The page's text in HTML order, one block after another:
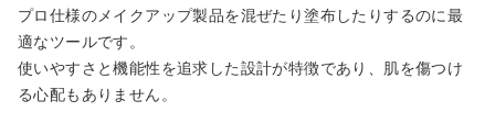
プロ仕様のメイクアップ製品を混ぜたり塗布したりするのに最
適なツールです。
使いやすさと機能性を追求した設計が特徴であり、肌を傷つけ
る心配もありません。